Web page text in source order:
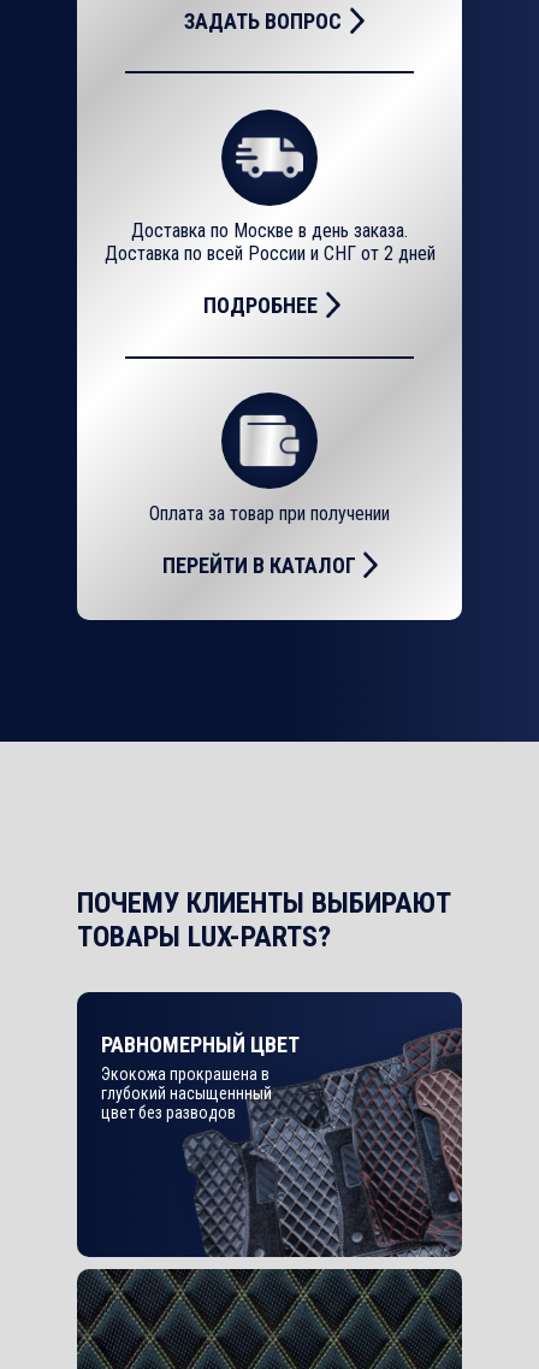
ЗАДАТЬ ВОПРОС
ПОДРОБНЕЕ
ПЕРЕЙТИ В КАТАЛОГ
Доставка по Москве в день заказа.
Доставка по всей России и СНГ от 2 дней
Оплата за товар при получении
ПОЧЕМУ КЛИЕНТЫ ВЫБИРАЮТ
ТОВАРЫ LUX-PARTS?
РАВНОМЕРНЫЙ ЦВЕТ
Экокожа прокрашена в
глубокий насыщеннный
цвет без разводов